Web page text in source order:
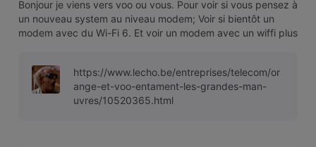
Bonjour je viens vers voo ou vous. Pour voir si vous pensez à
un nouveau system au niveau modem; Voir si bientôt un
modem avec du Wi-Fi 6. Et voir un modem avec un wiffi plus
modem à 600 Mbps,https://www.lecho.be/entreprises/telecom/or
ange-et-voo-entament-les-grandes-man-
uvres/10520365.html